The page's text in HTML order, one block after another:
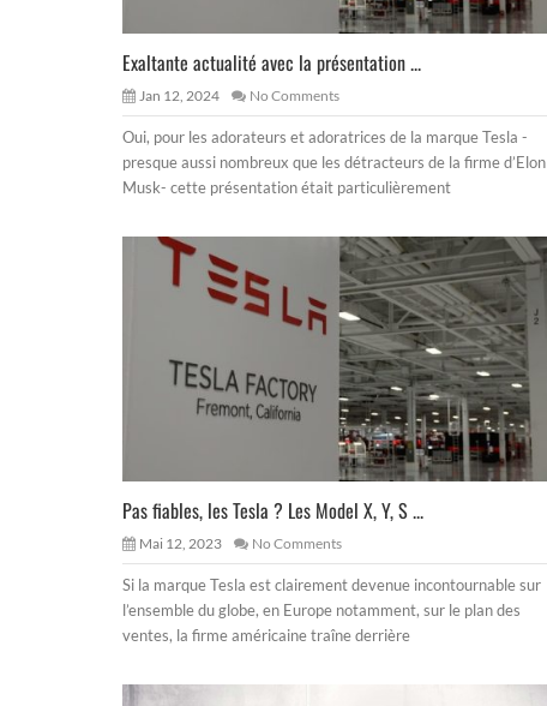
Exaltante actualité avec la présentation ...
Jan 12, 2024 No Comments
Oui, pour les adorateurs et adoratrices de la marque Tesla -
presque aussi nombreux que les détracteurs de la firme d’Elon
Musk- cette présentation était particulièrement
Pas fiables, les Tesla ? Les Model X, Y, S ...
Mai 12, 2023 No Comments
Si la marque Tesla est clairement devenue incontournable sur
l’ensemble du globe, en Europe notamment, sur le plan des
ventes, la firme américaine traîne derrière